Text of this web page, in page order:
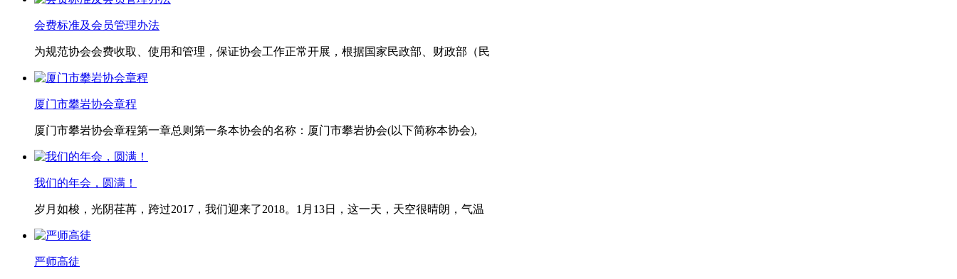
会费标准及会员管理办法
为规范协会会费收取、使用和管理，保证协会工作正常开展，根据国家民政部、财政部（民
厦门市攀岩协会章程
厦门市攀岩协会章程第一章总则第一条本协会的名称：厦门市攀岩协会(以下简称本协会),
我们的年会，圆满！
岁月如梭，光阴荏苒，跨过2017，我们迎来了2018。1月13日，这一天，天空很晴朗，气温
严师高徒